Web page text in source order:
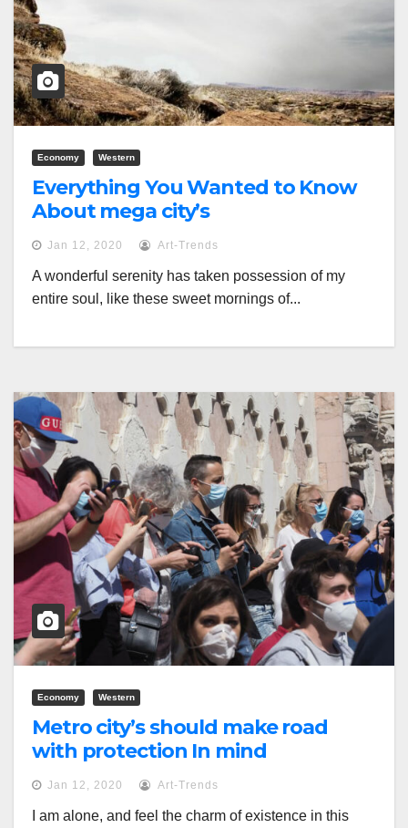
Economy Western
Everything You Wanted to Know
About mega city’s
Jan 12, 2020 Art-Trends
A wonderful serenity has taken possession of my
entire soul, like these sweet mornings of...
Economy Western
Metro city’s should make road
with protection In mind
Jan 12, 2020 Art-Trends
I am alone, and feel the charm of existence in this